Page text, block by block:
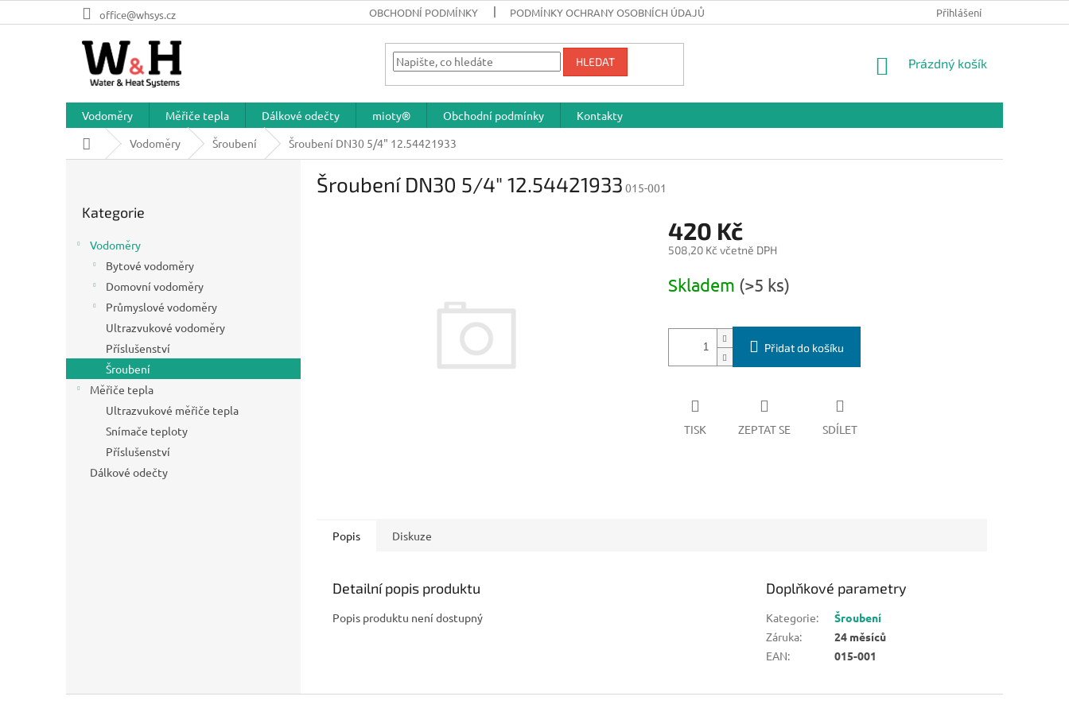
na
office@whsys.cz OBCHODNÍ PODMÍNKY PODMÍNKY OCHRANY OSOBNÍCH ÚDAJŮ Přihlášení
HLEDAT
NÁKUPNÍ
Prázdný košík
Vodoměry Měřiče tepla Dálkové odečty mioty® Obchodní podmínky
Kontakty
Domů Vodoměry Šroubení Šroubení DN30 5/4" 12.54421933
n
e
kategorie
Kategorie
Vodoměry
Bytové vodoměry
Domovní vodoměry
Průmyslové vodoměry
Ultrazvukové vodoměry
Příslušenství
Šroubení
Měřiče tepla
Ultrazvukové měřiče tepla
Snímače teploty
Příslušenství
Dálkové odečty
Šroubení DN30 5/4" 12.54421933 015-001
420 Kč
508,20 Kč včetně DPH
cena:
Skladem (>5 ks)
Přidat do košíku
TISK ZEPTAT SE SDÍLET
Popis Diskuze
Detailní popis produktu
Popis produktu není dostupný
Doplňkové parametry
Kategorie:
Šroubení
Záruka:
24 měsíců
EAN: 015-001